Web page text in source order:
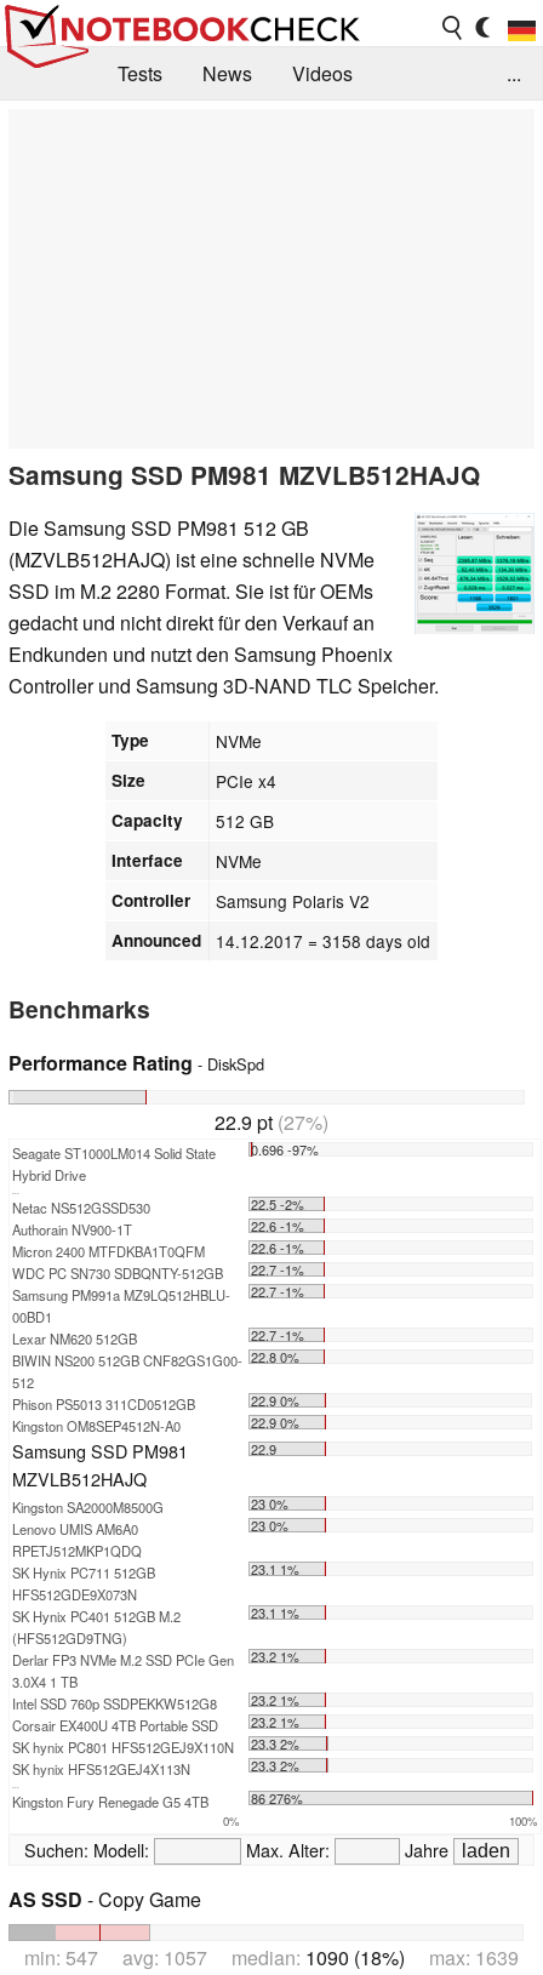
Tests News
Videos
...
Samsung SSD PM981 MZVLB512HAJQ
Die Samsung SSD PM981 512 GB
(MZVLB512HAJQ) ist eine schnelle NVMe
SSD im M.2 2280 Format. Sie ist für OEMs
gedacht und nicht direkt für den Verkauf an
Endkunden und nutzt den Samsung Phoenix
Controller und Samsung 3D-NAND TLC Speicher.
Type NVMe
Size PCIe x4
Capacity 512 GB
Interface NVMe
Controller Samsung Polaris V2
Announced 14.12.2017 = 3158 days old
Benchmarks
Performance Rating - DiskSpd
22.9 pt (27%)
Seagate ST1000LM014 Solid State
Hybrid Drive
0.696 -97%
Netac NS512GSSD530
22.5 -2%
Authorain NV900-1T
22.6 -1%
Micron 2400 MTFDKBA1T0QFM
22.6 -1%
WDC PC SN730 SDBQNTY-512GB
22.7 -1%
Samsung PM991a MZ9LQ512HBLU-
00BD1
22.7 -1%
Lexar NM620 512GB
22.7 -1%
BIWIN NS200 512GB CNF82GS1G00-
512
22.8 0%
Phison PS5013 311CD0512GB
22.9 0%
Kingston OM8SEP4512N-A0
22.9 0%
Samsung SSD PM981
MZVLB512HAJQ
22.9
Kingston SA2000M8500G
23 0%
Lenovo UMIS AM6A0
RPETJ512MKP1QDQ
23 0%
SK Hynix PC711 512GB
HFS512GDE9X073N
23.1 1%
SK Hynix PC401 512GB M.2
(HFS512GD9TNG)
23.1 1%
Derlar FP3 NVMe M.2 SSD PCIe Gen
3.0X4 1 TB
23.2 1%
Intel SSD 760p SSDPEKKW512G8
23.2 1%
Corsair EX400U 4TB Portable SSD
23.2 1%
SK hynix PC801 HFS512GEJ9X110N
23.3 2%
SK hynix HFS512GEJ4X113N
23.3 2%
Kingston Fury Renegade G5 4TB 86 276%
0% 100%
Suchen: Modell: Max. Alter: Jahre
AS SSD - Copy Game
min: 547 avg: 1057 median: 1090 (18%) max: 1639